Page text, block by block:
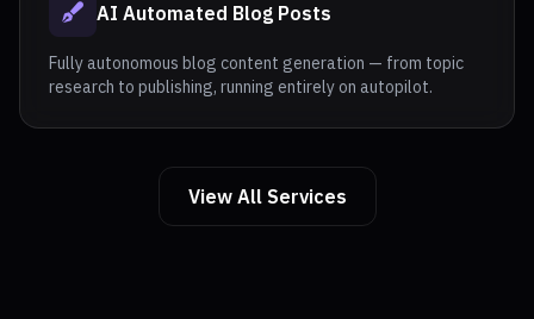
AI Automated Blog Posts
Fully autonomous blog content generation — from topic
research to publishing, running entirely on autopilot.
View All Services